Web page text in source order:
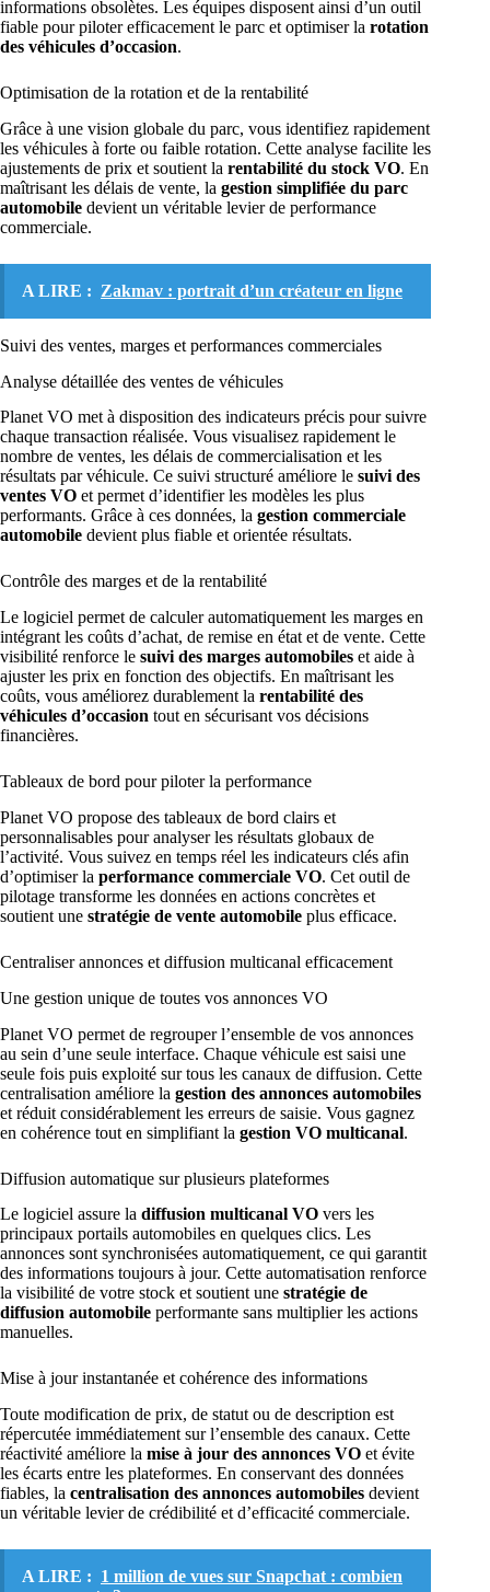
informations obsolètes. Les équipes disposent ainsi d’un outil
fiable pour piloter efficacement le parc et optimiser la rotation
des véhicules d’occasion.
Optimisation de la rotation et de la rentabilité
Grâce à une vision globale du parc, vous identifiez rapidement
les véhicules à forte ou faible rotation. Cette analyse facilite les
ajustements de prix et soutient la rentabilité du stock VO. En
maîtrisant les délais de vente, la gestion simplifiée du parc
automobile devient un véritable levier de performance
commerciale.
A LIRE : Zakmav : portrait d’un créateur en ligne
Suivi des ventes, marges et performances commerciales
Analyse détaillée des ventes de véhicules
Planet VO met à disposition des indicateurs précis pour suivre
chaque transaction réalisée. Vous visualisez rapidement le
nombre de ventes, les délais de commercialisation et les
résultats par véhicule. Ce suivi structuré améliore le suivi des
ventes VO et permet d’identifier les modèles les plus
performants. Grâce à ces données, la gestion commerciale
automobile devient plus fiable et orientée résultats.
Contrôle des marges et de la rentabilité
Le logiciel permet de calculer automatiquement les marges en
intégrant les coûts d’achat, de remise en état et de vente. Cette
visibilité renforce le suivi des marges automobiles et aide à
ajuster les prix en fonction des objectifs. En maîtrisant les
coûts, vous améliorez durablement la rentabilité des
véhicules d’occasion tout en sécurisant vos décisions
financières.
Tableaux de bord pour piloter la performance
Planet VO propose des tableaux de bord clairs et
personnalisables pour analyser les résultats globaux de
l’activité. Vous suivez en temps réel les indicateurs clés afin
d’optimiser la performance commerciale VO. Cet outil de
pilotage transforme les données en actions concrètes et
soutient une stratégie de vente automobile plus efficace.
Centraliser annonces et diffusion multicanal efficacement
Une gestion unique de toutes vos annonces VO
Planet VO permet de regrouper l’ensemble de vos annonces
au sein d’une seule interface. Chaque véhicule est saisi une
seule fois puis exploité sur tous les canaux de diffusion. Cette
centralisation améliore la gestion des annonces automobiles
et réduit considérablement les erreurs de saisie. Vous gagnez
en cohérence tout en simplifiant la gestion VO multicanal.
Diffusion automatique sur plusieurs plateformes
Le logiciel assure la diffusion multicanal VO vers les
principaux portails automobiles en quelques clics. Les
annonces sont synchronisées automatiquement, ce qui garantit
des informations toujours à jour. Cette automatisation renforce
la visibilité de votre stock et soutient une stratégie de
diffusion automobile performante sans multiplier les actions
manuelles.
Mise à jour instantanée et cohérence des informations
Toute modification de prix, de statut ou de description est
répercutée immédiatement sur l’ensemble des canaux. Cette
réactivité améliore la mise à jour des annonces VO et évite
les écarts entre les plateformes. En conservant des données
fiables, la centralisation des annonces automobiles devient
un véritable levier de crédibilité et d’efficacité commerciale.
A LIRE : 1 million de vues sur Snapchat : combien